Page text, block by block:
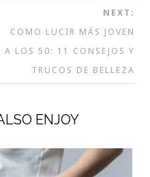
NEXT:
COMO LUCIR MÁS JOVEN
A LOS 50: 11 CONSEJOS Y
TRUCOS DE BELLEZA
ENJOY